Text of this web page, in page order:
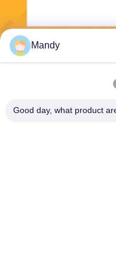
Mandy
Good day, what product